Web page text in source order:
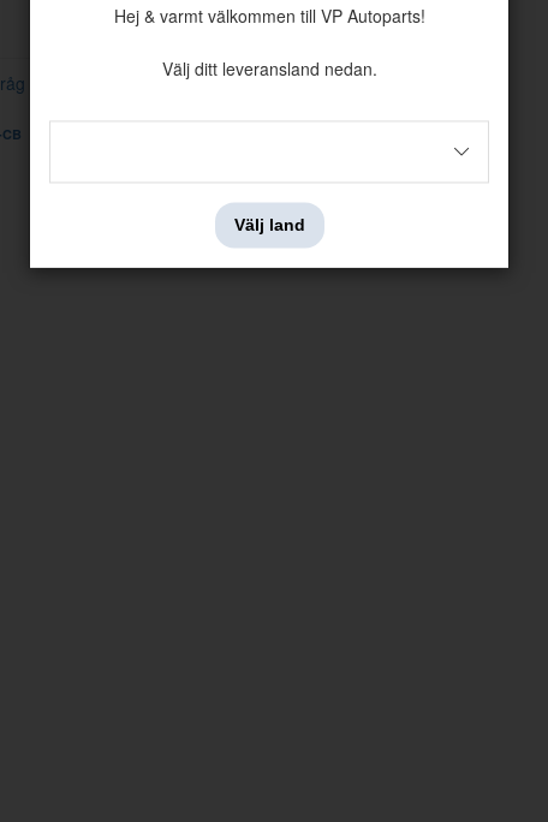
Ford 302 1986- PCV ventil Ford 65-73 Dia 3/4"
Hej & varmt välkommen till VP Autoparts!
Välj ditt leveransland nedan.
Välj land